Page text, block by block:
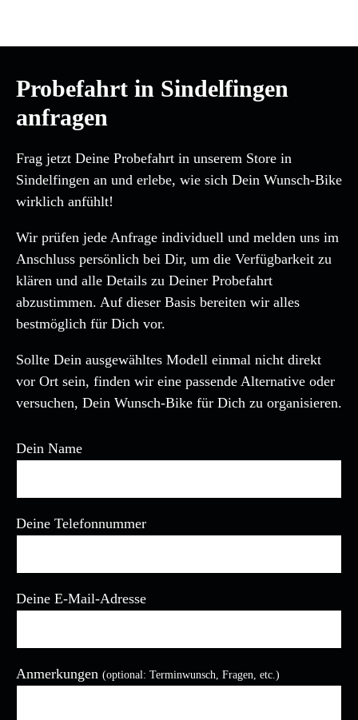
Probefahrt in Sindelfingen
anfragen
Frag jetzt Deine Probefahrt in unserem Store in
Sindelfingen an und erlebe, wie sich Dein Wunsch-Bike
wirklich anfühlt!
Wir prüfen jede Anfrage individuell und melden uns im
Anschluss persönlich bei Dir, um die Verfügbarkeit zu
klären und alle Details zu Deiner Probefahrt
abzustimmen. Auf dieser Basis bereiten wir alles
bestmöglich für Dich vor.
Sollte Dein ausgewähltes Modell einmal nicht direkt
vor Ort sein, finden wir eine passende Alternative oder
versuchen, Dein Wunsch-Bike für Dich zu organisieren.
Dein Name
Deine Telefonnummer
Deine E-Mail-Adresse
Bitte lasse dieses Feld leer.
Anmerkungen (optional: Terminwunsch, Fragen, etc.)